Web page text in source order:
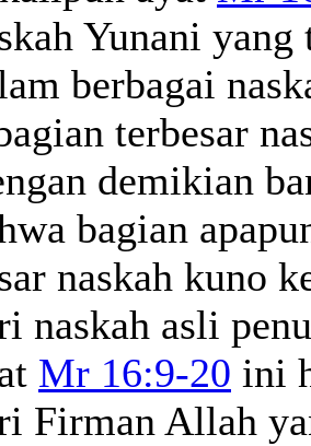
Yunani
berbagai
terbesar
demikian
bagian
naskah kuno
naskah asli
Mr 16:9-20 ini
Firman Allah